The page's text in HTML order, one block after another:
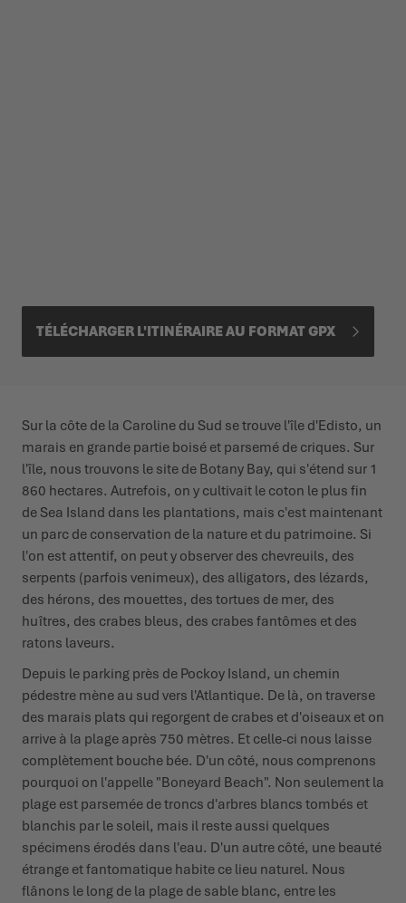
TÉLÉCHARGER L'ITINÉRAIRE AU FORMAT GPX
Sur la côte de la Caroline du Sud se trouve l'île d'Edisto, un
marais en grande partie boisé et parsemé de criques. Sur
l'île, nous trouvons le site de Botany Bay, qui s'étend sur 1
860 hectares. Autrefois, on y cultivait le coton le plus fin
de Sea Island dans les plantations, mais c'est maintenant
un parc de conservation de la nature et du patrimoine. Si
l'on est attentif, on peut y observer des chevreuils, des
serpents (parfois venimeux), des alligators, des lézards,
des hérons, des mouettes, des tortues de mer, des
huîtres, des crabes bleus, des crabes fantômes et des
ratons laveurs.
Depuis le parking près de Pockoy Island, un chemin
pédestre mène au sud vers l'Atlantique. De là, on traverse
des marais plats qui regorgent de crabes et d'oiseaux et on
arrive à la plage après 750 mètres. Et celle-ci nous laisse
complètement bouche bée. D'un côté, nous comprenons
pourquoi on l'appelle "Boneyard Beach". Non seulement la
plage est parsemée de troncs d'arbres blancs tombés et
blanchis par le soleil, mais il reste aussi quelques
spécimens érodés dans l'eau. D'un autre côté, une beauté
étrange et fantomatique habite ce lieu naturel. Nous
flânons le long de la plage de sable blanc, entre les